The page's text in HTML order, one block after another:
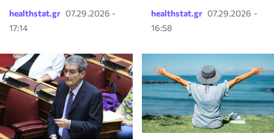
healthstat.gr 07.29.2026 -
17:14
healthstat.gr 07.29.2026 -
16:58